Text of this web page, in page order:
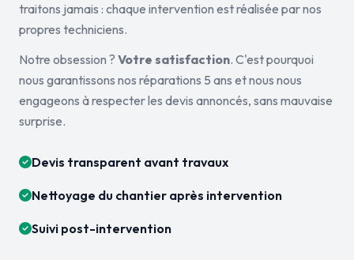
traitons jamais : chaque intervention est réalisée par nos
propres techniciens.
Notre obsession ? Votre satisfaction. C'est pourquoi
nous garantissons nos réparations 5 ans et nous nous
engageons à respecter les devis annoncés, sans mauvaise
surprise.
Devis transparent avant travaux
Nettoyage du chantier après intervention
Suivi post-intervention